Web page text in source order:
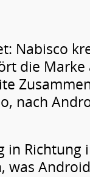
Nabisco
die Marke
nach
in Richtung
was